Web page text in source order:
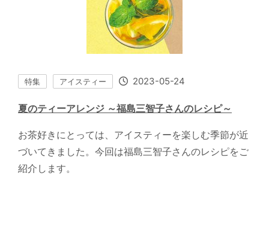
特集 アイスティー 2023-05-24
夏のティーアレンジ ～福島三智子さんのレシピ～
お茶好きにとっては、アイスティーを楽しむ季節が近
づいてきました。今回は福島三智子さんのレシピをご
紹介します。